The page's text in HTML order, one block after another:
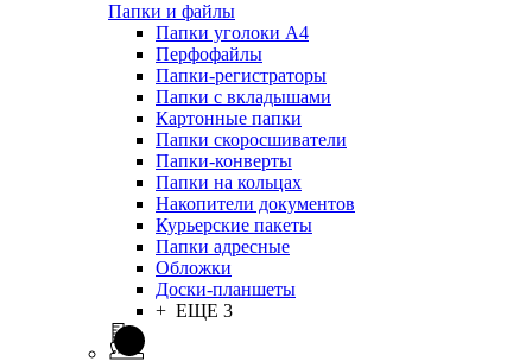
Папки и файлы
Папки уголоки А4
Перфофайлы
Папки-регистраторы
Папки с вкладышами
Картонные папки
Папки скоросшиватели
Папки-конверты
Папки на кольцах
Накопители документов
Курьерские пакеты
Папки адресные
Обложки
Доски-планшеты
+ ЕЩЕ 3